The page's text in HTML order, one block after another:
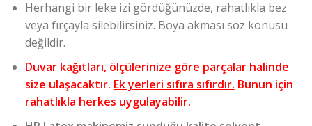
Herhangi bir leke izi gördüğünüzde, rahatlıkla bez
veya fırçayla silebilirsiniz. Boya akması söz konusu
değildir.
Duvar kağıtları, ölçülerinize göre parçalar halinde
size ulaşacaktır. Ek yerleri sıfıra sıfırdır. Bunun için
rahatlıkla herkes uygulayabilir.